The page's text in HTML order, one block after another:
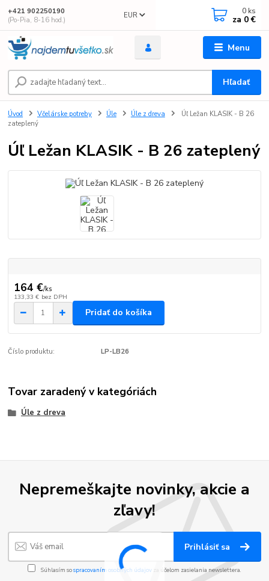
Menu
EUR
Hľadať
+421 902250190
(Po-Pia, 8-16 hod.)
0 ks
za 0 €
Úvod Včelárske potreby Úle Úle z dreva
Úľ Ležan KLASIK - B 26
zateplený
Úľ Ležan KLASIK - B 26 zateplený
164 €/ks
133,33 € bez DPH
Pridať do košíka
Číslo produktu: LP-LB26
Tovar zaradený v kategóriách
Úle z dreva
Nepremeškajte novinky, akcie a
zľavy!
Prihlásiť sa
Súhlasím sospracovaním osobných údajov za účelom zasielania newslettera.